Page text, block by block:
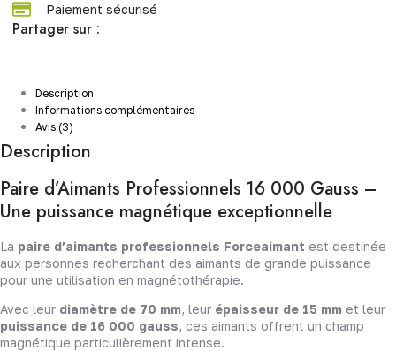
Paiement sécurisé
Partager sur :
Description
Informations complémentaires
Avis (3)
Description
Paire d’Aimants Professionnels 16 000 Gauss –
Une puissance magnétique exceptionnelle
La paire d’aimants professionnels Forceaimant est destinée
aux personnes recherchant des aimants de grande puissance
pour une utilisation en magnétothérapie.
Avec leur diamètre de 70 mm, leur épaisseur de 15 mm et leur
puissance de 16 000 gauss, ces aimants offrent un champ
magnétique particulièrement intense.